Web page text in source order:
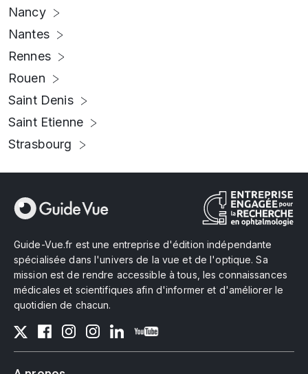
Nancy
Nantes
Rennes
Rouen
Saint Denis
Saint Etienne
Strasbourg
Guide-Vue.fr est une entreprise d'édition indépendante
spécialisée dans l'univers de la vue et de l'optique. Sa
mission est de rendre accessible à tous, les connaissances
médicales et scientifiques afin d'informer et d'améliorer le
quotidien de chacun.